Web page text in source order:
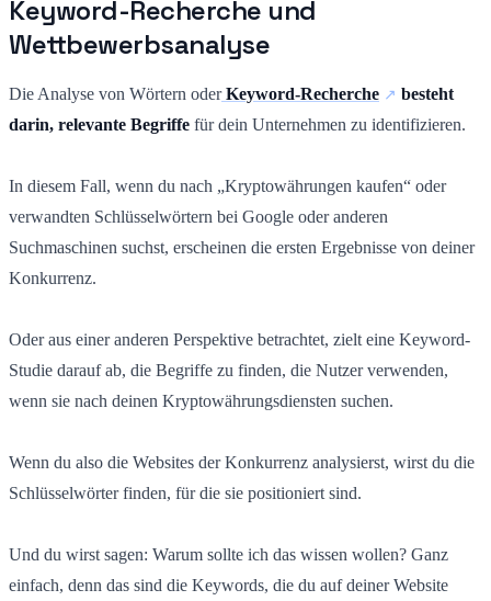
Keyword-Recherche und
Wettbewerbsanalyse
Die Analyse von Wörtern oder Keyword-Recherche
besteht
darin, relevante Begriffe für dein Unternehmen zu identifizieren.
In diesem Fall, wenn du nach „Kryptowährungen kaufen“ oder
verwandten Schlüsselwörtern bei Google oder anderen
Suchmaschinen suchst, erscheinen die ersten Ergebnisse von deiner
Konkurrenz.
Oder aus einer anderen Perspektive betrachtet, zielt eine Keyword-
Studie darauf ab, die Begriffe zu finden, die Nutzer verwenden,
wenn sie nach deinen Kryptowährungsdiensten suchen.
Wenn du also die Websites der Konkurrenz analysierst, wirst du die
Schlüsselwörter finden, für die sie positioniert sind.
Und du wirst sagen: Warum sollte ich das wissen wollen? Ganz
einfach, denn das sind die Keywords, die du auf deiner Website